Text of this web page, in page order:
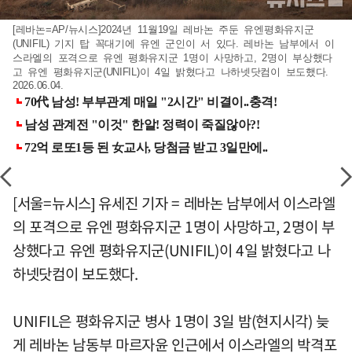
[레바논=AP/뉴시스]2024년 11월19일 레바논 주둔 유엔평화유지군
(UNIFIL) 기지 탑 꼭대기에 유엔 군인이 서 있다. 레바논 남부에서 이
스라엘의 포격으로 유엔 평화유지군 1명이 사망하고, 2명이 부상했다
고 유엔 평화유지군(UNIFIL)이 4일 밝혔다고 나하넷닷컴이 보도했다.
2026.06.04.
[서울=뉴시스] 유세진 기자 = 레바논 남부에서 이스라엘
의 포격으로 유엔 평화유지군 1명이 사망하고, 2명이 부
상했다고 유엔 평화유지군(UNIFIL)이 4일 밝혔다고 나
하넷닷컴이 보도했다.
UNIFIL은 평화유지군 병사 1명이 3일 밤(현지시각) 늦
게 레바논 남동부 마르자윤 인근에서 이스라엘의 박격포